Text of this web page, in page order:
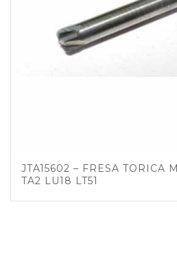
JTA15602 – FRESA TORICA
TA2 LU18 LT51